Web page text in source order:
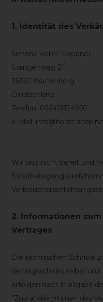
1. Identität des
Simone Keller-Döppner
Stangenweg 21
36367 Wartenberg
Deutschland
Telefon: 066419124950
E-Mail: info@horse-
Wir sind nicht bereit und
Streitbeilegungsverfahren
2. Informationen
Vertrages
Die technischen Schritte
Vertragsschluss selbst
erfolgen nach Maßgabe
"Zustandekommen des